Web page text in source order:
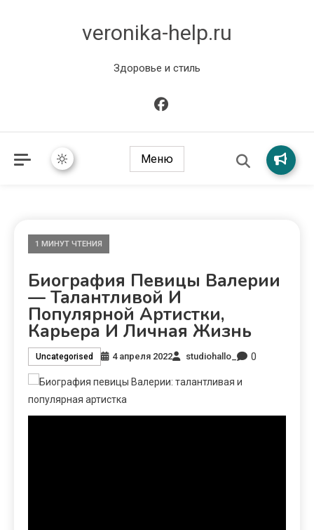
veronika-help.ru
Здоровье и стиль
Меню
1 МИНУТ ЧТЕНИЯ
Биография Певицы Валерии
— Талантливой И
Популярной Артистки,
Карьера И Личная Жизнь
Uncategorised 4 апреля 2022 studiohallo_ 0